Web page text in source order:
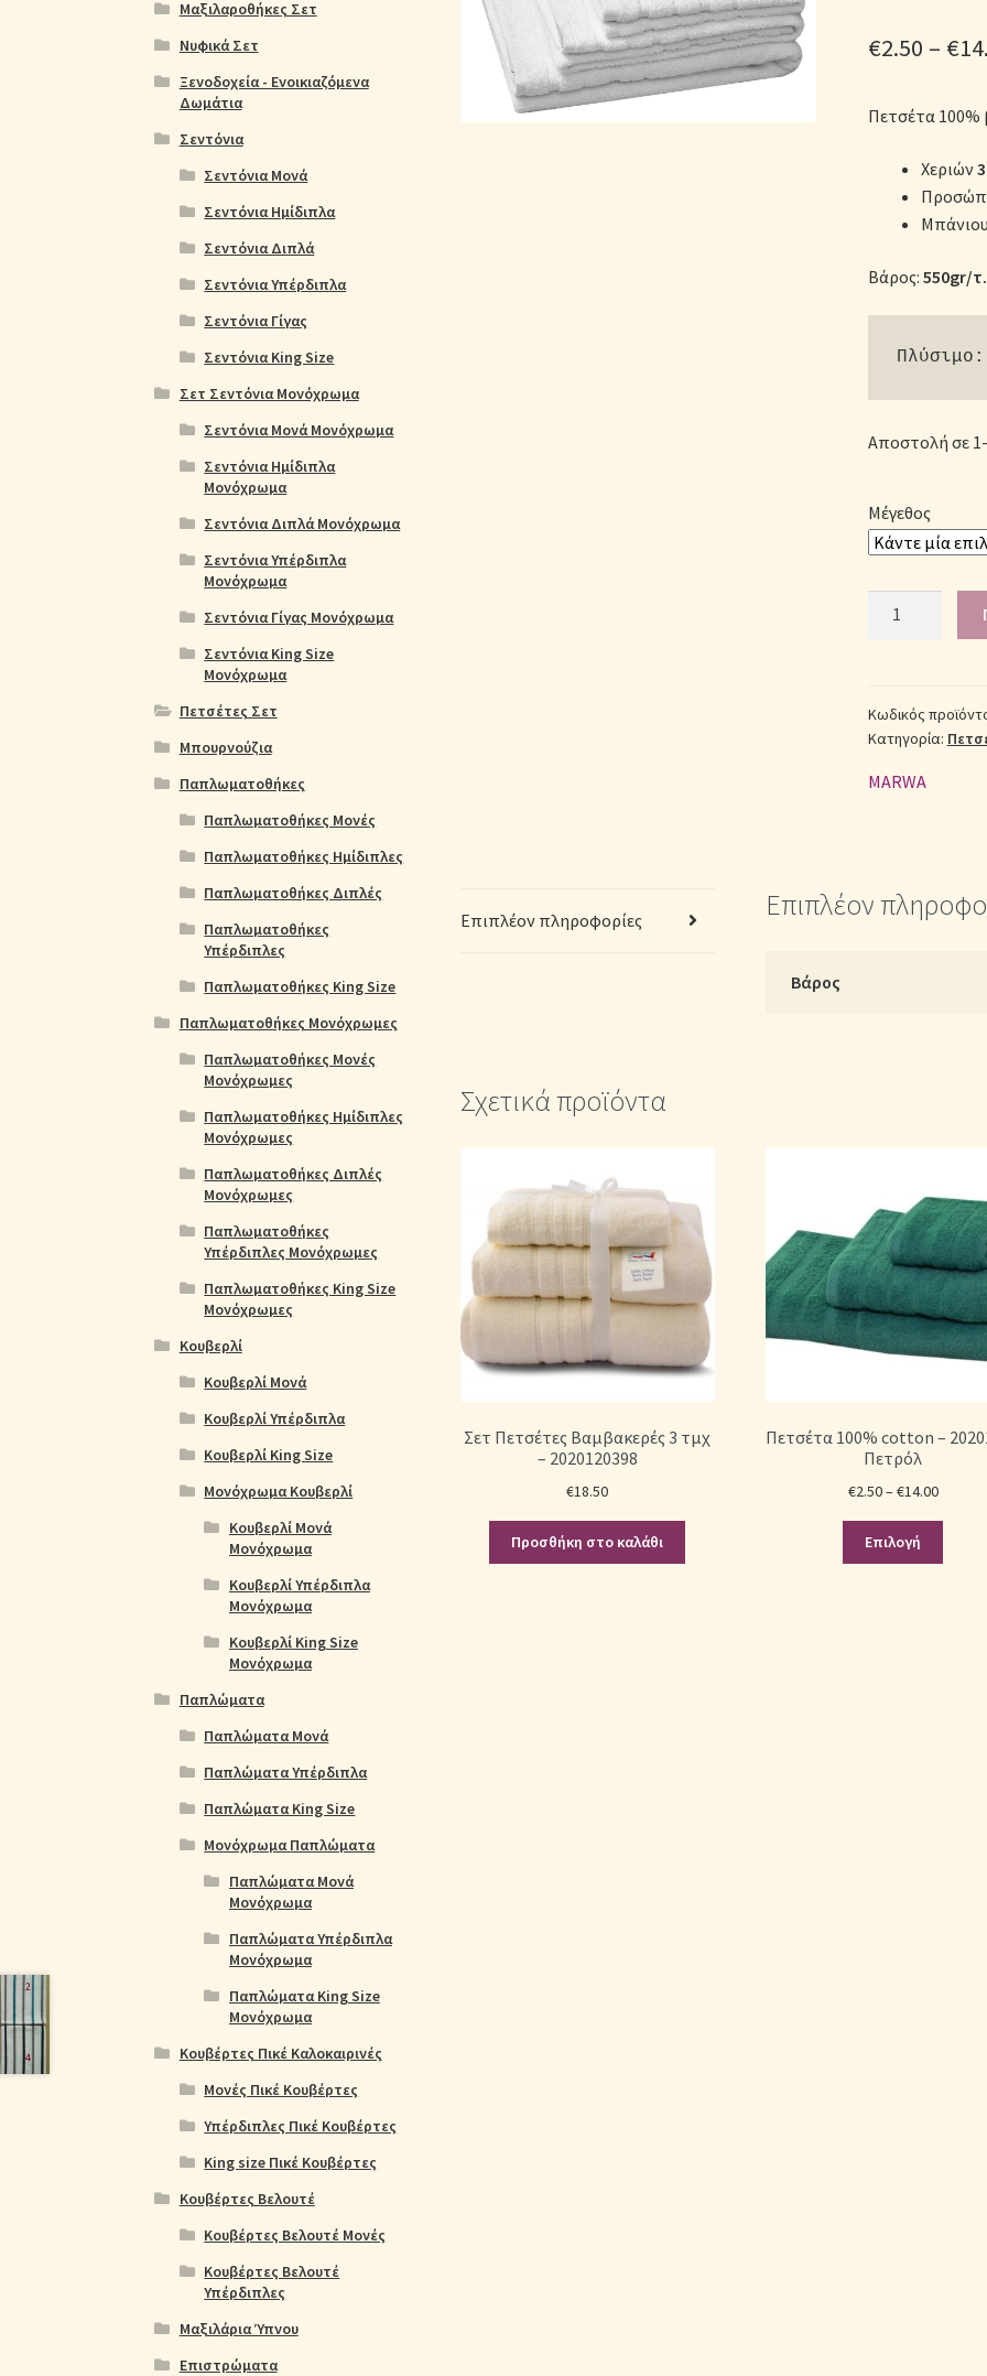
Σεντόνια ΣετΣύνδεση €2.50 – €
Πετσέτα
Χεριών
Μπάνιου
Βάρος: 550gr/
Αποστολή σε
Μέγεθος
20201201
Λευκή
Κωδικός
Κατηγορία:
MARWA
Επιπλέον πληροφορίες Επιπλέον
Βάρος
Σχετικά προϊόντα
Σετ Πετσέτες Βαμβακερές 3 τμχ
– 2020120398
€18.50
Προσθήκη στο καλάθι
Πετσέτα 100% cotton –
Πετρόλ
€2.50–€14.00Price
through
Επιλογή
Μαξιλαροθήκες Σετ
Νυφικά Σετ
Ξενοδοχεία - Ενοικιαζόμενα
Δωμάτια
Σεντόνια
Σεντόνια Μονά
Σεντόνια Ημίδιπλα
Σεντόνια Διπλά
Σεντόνια Υπέρδιπλα
Σεντόνια Γίγας
Σεντόνια King Size
Σετ Σεντόνια Μονόχρωμα
Σεντόνια Μονά Μονόχρωμα
Σεντόνια Ημίδιπλα
Μονόχρωμα
Σεντόνια Διπλά Μονόχρωμα
Σεντόνια Υπέρδιπλα
Μονόχρωμα
Σεντόνια Γίγας Μονόχρωμα
Σεντόνια King Size
Μονόχρωμα
Πετσέτες Σετ
Μπουρνούζια
Παπλωματοθήκες
Παπλωματοθήκες Μονές
Παπλωματοθήκες Ημίδιπλες
Παπλωματοθήκες Διπλές
Παπλωματοθήκες
Υπέρδιπλες
Παπλωματοθήκες King Size
Παπλωματοθήκες Μονόχρωμες
Παπλωματοθήκες Μονές
Μονόχρωμες
Παπλωματοθήκες Ημίδιπλες
Μονόχρωμες
Παπλωματοθήκες Διπλές
Μονόχρωμες
Παπλωματοθήκες
Υπέρδιπλες Μονόχρωμες
Παπλωματοθήκες King Size
Μονόχρωμες
Κουβερλί
Κουβερλί Μονά
Κουβερλί Υπέρδιπλα
Κουβερλί King Size
Μονόχρωμα Κουβερλί
Κουβερλί Μονά
Μονόχρωμα
Κουβερλί Υπέρδιπλα
Μονόχρωμα
Κουβερλί King Size
Μονόχρωμα
Παπλώματα
Παπλώματα Μονά
Παπλώματα Υπέρδιπλα
Παπλώματα King Size
Μονόχρωμα Παπλώματα
Παπλώματα Μονά
Μονόχρωμα
Παπλώματα Υπέρδιπλα
Μονόχρωμα
Παπλώματα King Size
Μονόχρωμα
Κουβέρτες Πικέ Καλοκαιρινές
Μονές Πικέ Κουβέρτες
Υπέρδιπλες Πικέ Κουβέρτες
King size Πικέ Κουβέρτες
Κουβέρτες Βελουτέ
Κουβέρτες Βελουτέ Μονές
Κουβέρτες Βελουτέ
Υπέρδιπλες
Μαξιλάρια Ύπνου
Επιστρώματα